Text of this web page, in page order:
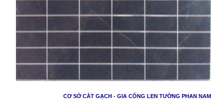
CƠ SỞ CẮT GẠCH - GIA CÔNG LEN TƯỜNG PHAN NAM